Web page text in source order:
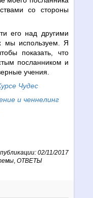
со стороны
его над другими
мы используем. Я
показать, что
посланником и
учения.
Чудес
и ченнелинг
02/11/2017
,ОТВЕТЫ